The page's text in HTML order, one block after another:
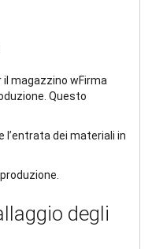
il magazzino wFirma
Questo
dei materiali in
degli